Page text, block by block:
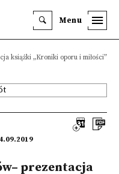
Menu
książki „Kroniki oporu i miłości”
prezentacja